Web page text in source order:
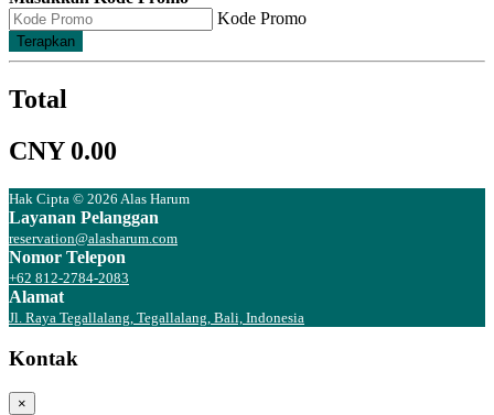
Kode Promo
Terapkan
Total
CNY 0.00
Hak Cipta © 2026 Alas Harum
Layanan Pelanggan
reservation@alasharum.com
Nomor Telepon
+62 812-2784-2083
Alamat
Jl. Raya Tegallalang, Tegallalang, Bali, Indonesia
Kontak
×